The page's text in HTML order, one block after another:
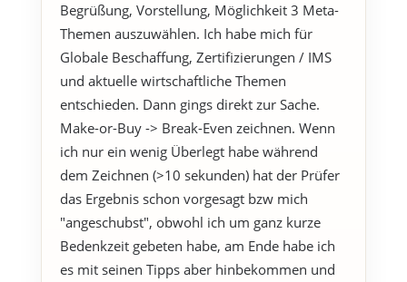
Begrüßung, Vorstellung, Möglichkeit 3 Meta-
Themen auszuwählen. Ich habe mich für
Globale Beschaffung, Zertifizierungen / IMS
und aktuelle wirtschaftliche Themen
entschieden. Dann gings direkt zur Sache.
Make-or-Buy -> Break-Even zeichnen. Wenn
ich nur ein wenig Überlegt habe während
dem Zeichnen (>10 sekunden) hat der Prüfer
das Ergebnis schon vorgesagt bzw mich
"angeschubst", obwohl ich um ganz kurze
Bedenkzeit gebeten habe, am Ende habe ich
es mit seinen Tipps aber hinbekommen und